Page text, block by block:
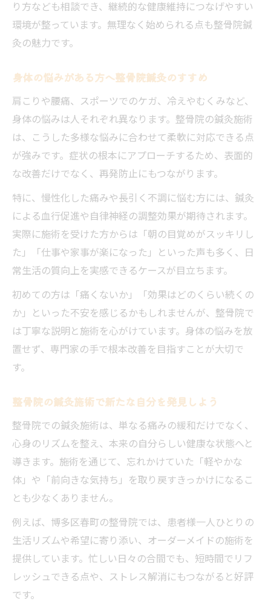
り方なども相談でき、継続的な健康維持につなげやすい
環境が整っています。無理なく始められる点も整骨院鍼
灸の魅力です。
身体の悩みがある方へ整骨院鍼灸のすすめ
肩こりや腰痛、スポーツでのケガ、冷えやむくみなど、
身体の悩みは人それぞれ異なります。整骨院の鍼灸施術
は、こうした多様な悩みに合わせて柔軟に対応できる点
が強みです。症状の根本にアプローチするため、表面的
な改善だけでなく、再発防止にもつながります。
特に、慢性化した痛みや長引く不調に悩む方には、鍼灸
による血行促進や自律神経の調整効果が期待されます。
実際に施術を受けた方からは「朝の目覚めがスッキリし
た」「仕事や家事が楽になった」といった声も多く、日
常生活の質向上を実感できるケースが目立ちます。
初めての方は「痛くないか」「効果はどのくらい続くの
か」といった不安を感じるかもしれませんが、整骨院で
は丁寧な説明と施術を心がけています。身体の悩みを放
置せず、専門家の手で根本改善を目指すことが大切で
す。
整骨院の鍼灸施術で新たな自分を発見しよう
整骨院での鍼灸施術は、単なる痛みの緩和だけでなく、
心身のリズムを整え、本来の自分らしい健康な状態へと
導きます。施術を通じて、忘れかけていた「軽やかな
体」や「前向きな気持ち」を取り戻すきっかけになるこ
とも少なくありません。
例えば、博多区春町の整骨院では、患者様一人ひとりの
生活リズムや希望に寄り添い、オーダーメイドの施術を
提供しています。忙しい日々の合間でも、短時間でリフ
レッシュできる点や、ストレス解消にもつながると好評
です。